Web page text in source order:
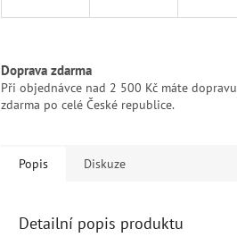
Doprava zdarma
Při objednávce nad 2 500 Kč máte dopravu
zdarma po celé České republice.
Popis Diskuze
Detailní popis produktu